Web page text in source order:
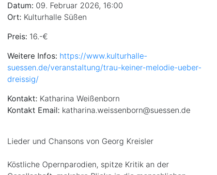
Datum: 09. Februar 2026, 16:00
Ort: Kulturhalle Süßen
Preis: 16.-€
Weitere Infos: https://www.kulturhalle-
suessen.de/veranstaltung/trau-keiner-melodie-ueber-
dreissig/
Kontakt: Katharina Weißenborn
Kontakt Email: katharina.weissenborn@suessen.de
Lieder und Chansons von Georg Kreisler
Köstliche Opernparodien, spitze Kritik an der